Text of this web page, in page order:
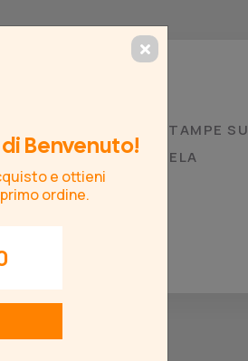
STAMPE SU
TELA
Benvenuto!
e ottieni
ordine.